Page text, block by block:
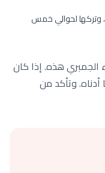
وتركها لحوالي خمس
هذه. إذا كان
أدناه. وتأكد من